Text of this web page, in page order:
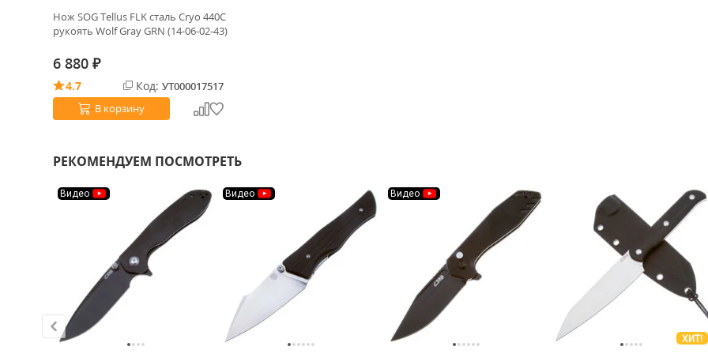
Нож SOG Tellus FLK сталь Cryo 440C
рукоять Wolf Gray GRN (14-06-02-43)
6 880 ₽
4.7 Код: УТ000017517
В корзину
РЕКОМЕНДУЕМ ПОСМОТРЕТЬ
Видео Видео Видео
ХИТ!